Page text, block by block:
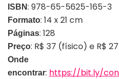
ISBN: 978-65-5625-165-3
Formato: 14 x 21 cm
Páginas: 128
Preço: R$ 37 (físico) e R$
Onde
encontrar: https://bit.ly/